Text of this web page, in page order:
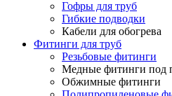
Гофры для труб
Гибкие подводки
Кабели для обогрева
Фитинги для труб
Резьбовые фитинги
Медные фитинги под
Обжимные фитинги